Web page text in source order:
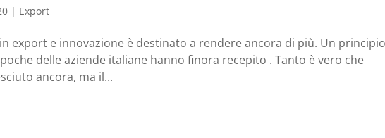
| Export
export e innovazione è destinato a rendere ancora di più. Un
delle aziende italiane hanno finora recepito . Tanto è vero che
ancora, ma il...